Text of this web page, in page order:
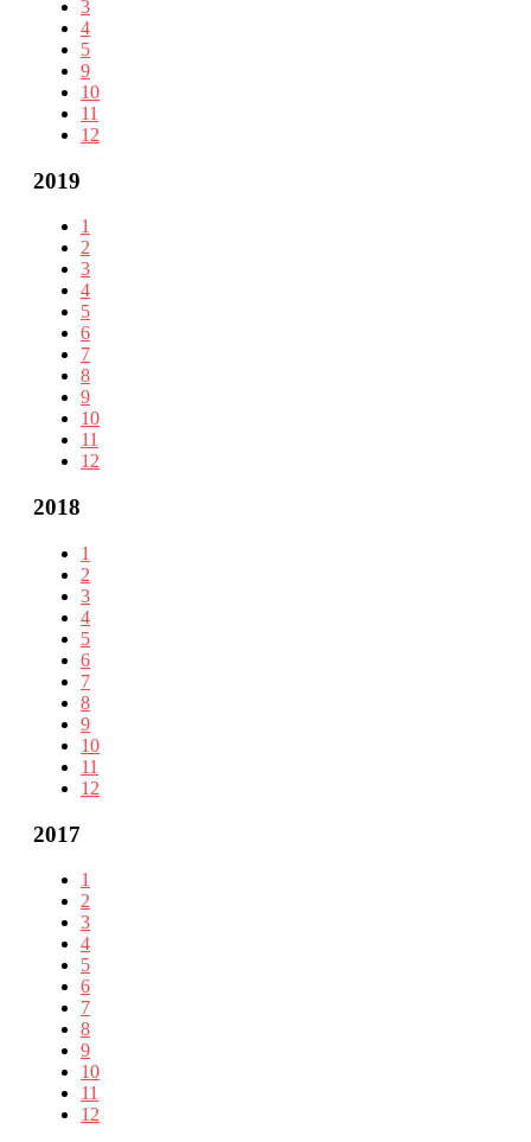
3
4
5
9
10
11
12
2019
1
2
3
4
5
6
7
8
9
10
11
12
2018
1
2
3
4
5
6
7
8
9
10
11
12
2017
1
2
3
4
5
6
7
8
9
10
11
12